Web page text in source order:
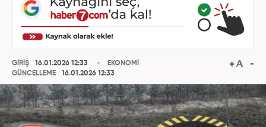
GİRİŞ
16.01.2026 12:33
GÜNCELLEME
16.01.2026 12:33
EKONOMİ